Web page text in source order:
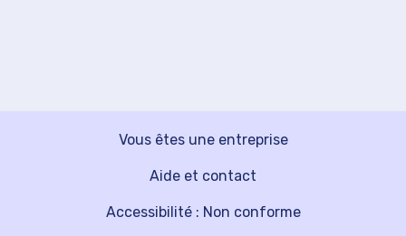
Vous êtes une entreprise
Aide et contact
Accessibilité : Non conforme